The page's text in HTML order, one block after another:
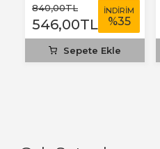
840,00TL
546,00TL
İNDİRİM
%35
Sepete Ekle